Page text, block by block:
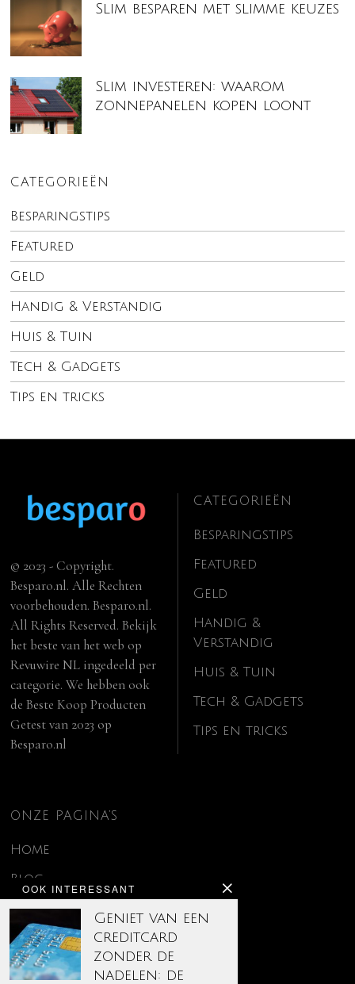
Slim besparen met slimme keuzes
Slim investeren: waarom
zonnepanelen kopen loont
CATEGORIEËN
Besparingstips
Featured
Geld
Handig & Verstandig
Huis & Tuin
Tech & Gadgets
Tips en tricks
OOK INTERESSANT
Geniet van een
creditcard
zonder de
nadelen: de
© 2023 - Copyright.
Besparo.nl. Alle Rechten
voorbehouden. Besparo.nl.
All Rights Reserved. Bekijk
het beste van het web op
Revuwire NL ingedeeld per
categorie. We hebben ook
deBeste Koop Producten
Getest van 2023 op
Besparo.nl
CATEGORIEËN
Besparingstips
Featured
Geld
Handig &
Verstandig
Huis & Tuin
Tech & Gadgets
Tips en tricks
ONZE PAGINA’S
Home
Blog
Contact
Disclaimer
Over ons